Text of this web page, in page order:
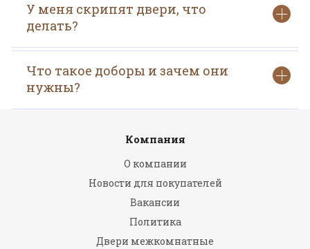
У меня скрипят двери, что
делать?
Что такое доборы и зачем они
нужны?
Компания
О компании
Новости для покупателей
Вакансии
Политика
Двери межкомнатные